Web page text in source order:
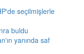
seçilmişlerle
buldu
yanında saf